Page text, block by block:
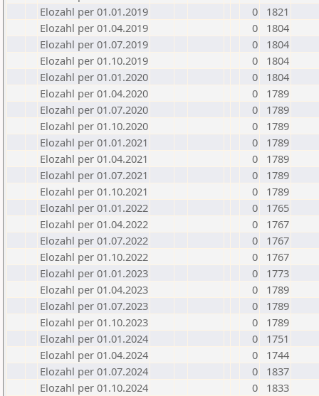
Elozahl per 01.01.2019
0
1821
Elozahl per 01.04.2019
0
1804
Elozahl per 01.07.2019
0
1804
Elozahl per 01.10.2019
0
1804
Elozahl per 01.01.2020
0
1804
Elozahl per 01.04.2020
0
1789
Elozahl per 01.07.2020
0
1789
Elozahl per 01.10.2020
0
1789
Elozahl per 01.01.2021
0
1789
Elozahl per 01.04.2021
0
1789
Elozahl per 01.07.2021
0
1789
Elozahl per 01.10.2021
0
1789
Elozahl per 01.01.2022
0
1765
Elozahl per 01.04.2022
0
1767
Elozahl per 01.07.2022
0
1767
Elozahl per 01.10.2022
0
1767
Elozahl per 01.01.2023
0
1773
Elozahl per 01.04.2023
0
1789
Elozahl per 01.07.2023
0
1789
Elozahl per 01.10.2023
0
1789
Elozahl per 01.01.2024
0
1751
Elozahl per 01.04.2024
0
1744
Elozahl per 01.07.2024
0
1837
Elozahl per 01.10.2024
0
1833